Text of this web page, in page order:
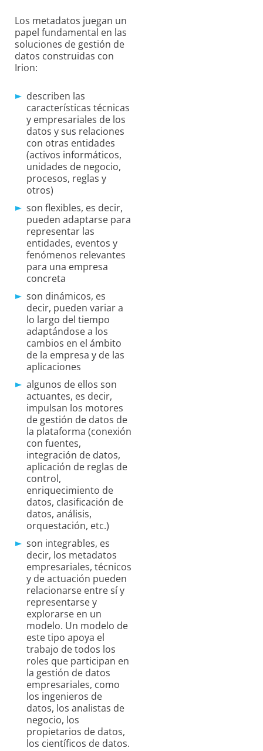
Los metadatos juegan un
papel fundamental en las
soluciones de gestión de
datos construidas con
Irion:
describen las
características técnicas
y empresariales de los
datos y sus relaciones
con otras entidades
(activos informáticos,
unidades de negocio,
procesos, reglas y
otros)
son flexibles, es decir,
pueden adaptarse para
representar las
entidades, eventos y
fenómenos relevantes
para una empresa
concreta
son dinámicos, es
decir, pueden variar a
lo largo del tiempo
adaptándose a los
cambios en el ámbito
de la empresa y de las
aplicaciones
algunos de ellos son
actuantes, es decir,
impulsan los motores
de gestión de datos de
la plataforma (conexión
con fuentes,
integración de datos,
aplicación de reglas de
control,
enriquecimiento de
datos, clasificación de
datos, análisis,
orquestación, etc.)
son integrables, es
decir, los metadatos
empresariales, técnicos
y de actuación pueden
relacionarse entre sí y
representarse y
explorarse en un
modelo. Un modelo de
este tipo apoya el
trabajo de todos los
roles que participan en
la gestión de datos
empresariales, como
los ingenieros de
datos, los analistas de
negocio, los
propietarios de datos,
los científicos de datos.